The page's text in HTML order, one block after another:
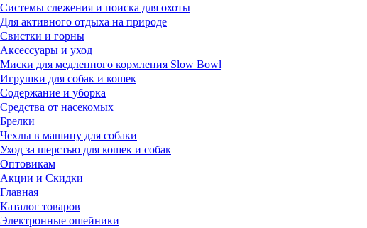
Системы слежения и поиска для охоты
Для активного отдыха на природе
Свистки и горны
Аксессуары и уход
Миски для медленного кормления Slow Bowl
Игрушки для собак и кошек
Содержание и уборка
Средства от насекомых
Брелки
Чехлы в машину для собаки
Уход за шерстью для кошек и собак
Оптовикам
Акции и Скидки
Главная
Каталог товаров
Электронные ошейники